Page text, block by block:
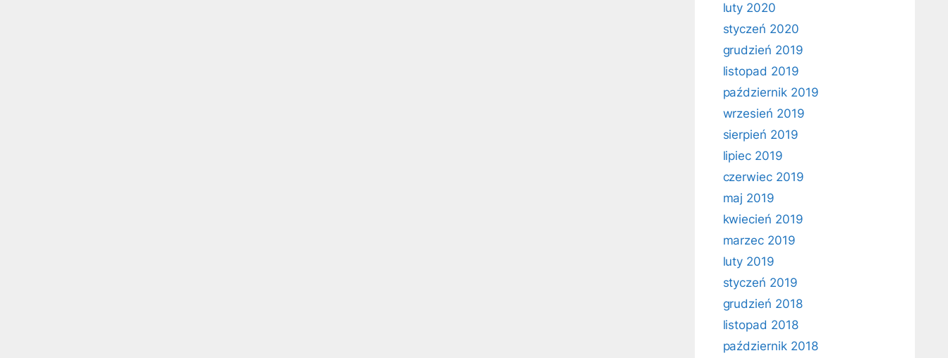
luty 2020
styczeń 2020
grudzień 2019
listopad 2019
październik 2019
wrzesień 2019
sierpień 2019
lipiec 2019
czerwiec 2019
maj 2019
kwiecień 2019
marzec 2019
luty 2019
styczeń 2019
grudzień 2018
listopad 2018
październik 2018